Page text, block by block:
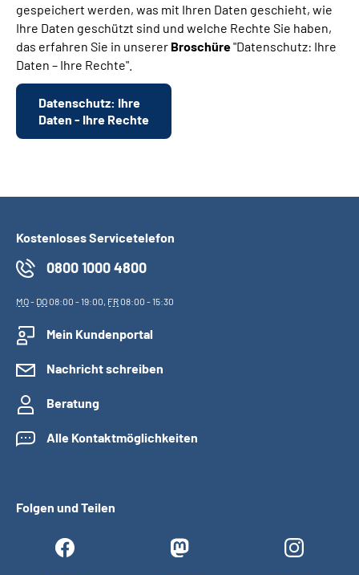
gespeichert werden, was mit Ihren Daten geschieht, wie
Ihre Daten geschützt sind und welche Rechte Sie haben,
das erfahren Sie in unserer Broschüre"Datenschutz: Ihre
Daten – Ihre Rechte".
Datenschutz: Ihre
Daten - Ihre Rechte
Kostenloses Servicetelefon
0800 1000 4800
MO- DO08:00 - 19:00, FR08:00 - 15:30
Mein Kundenportal
Nachricht schreiben
Beratung
Alle Kontaktmöglichkeiten
Folgen und Teilen